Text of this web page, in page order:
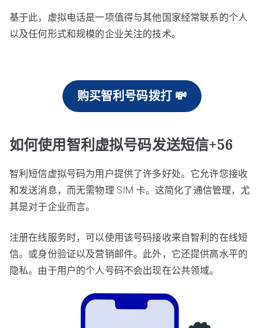
基于此，虚拟电话是一项值得与其他国家经常联系的个人
以及任何形式和规模的企业关注的技术。
购买智利号码拨打 💸
如何使用智利虚拟号码发送短信+56
智利短信虚拟号码为用户提供了许多好处。它允许您接收
和发送消息，而无需物理 SIM 卡。这简化了通信管理，尤
其是对于企业而言。
注册在线服务时，可以使用该号码接收来自智利的在线短
信。或身份验证以及营销邮件。此外，它还提供高水平的
隐私。由于用户的个人号码不会出现在公共领域。